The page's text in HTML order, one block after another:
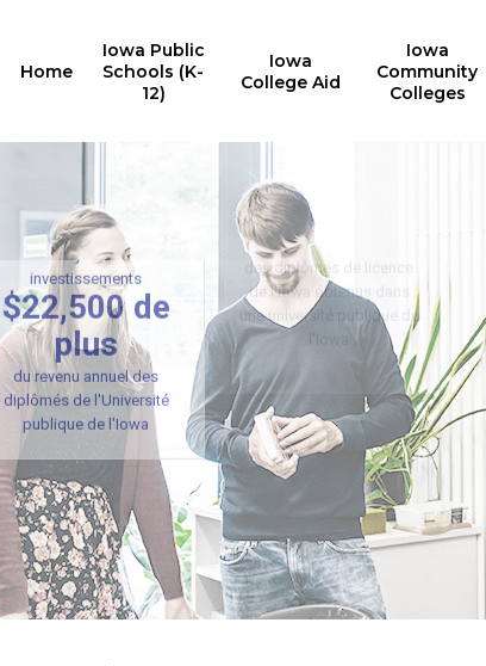
Home
Iowa Public
Schools (K-
12)
Iowa
College Aid
Iowa
Community
Colleges
Analyse des
investissements
$22,500 de
plus
du revenu annuel des
diplômés de l'Université
publique de l'Iowa
Diplômes obtenus
67%
des diplômes de licence
de l'Iowa obtenus dans
une université publique de